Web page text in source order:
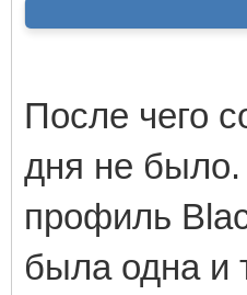
После чего
дня не было.
профиль
была одна и